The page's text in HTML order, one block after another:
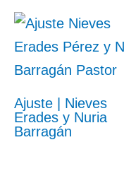
Ajuste | Nieves
Erades y Nuria
Barragán